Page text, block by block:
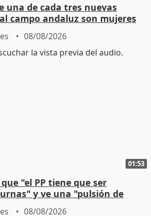
una de cada tres nuevas
campo andaluz son mujeres
08/08/2026
01:53
"el PP tiene que ser
y ve una "pulsión de
08/08/2026